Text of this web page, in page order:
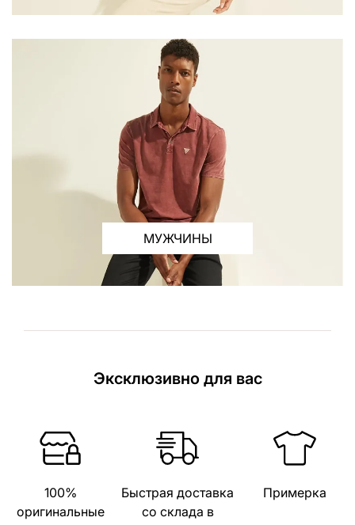
МУЖЧИНЫ
Эксклюзивно для вас
100%
оригинальные
Быстрая доставка
со склада в
Примерка